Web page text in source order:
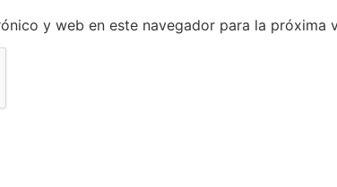
y web en este navegador para la próxima